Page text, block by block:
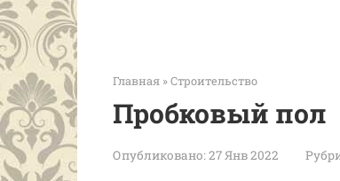
Главная »Строительство
Пробковый пол
Опубликовано:27 Янв 2022